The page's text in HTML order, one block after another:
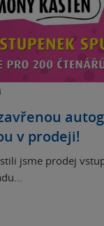
v prodeji!
jsme prodej